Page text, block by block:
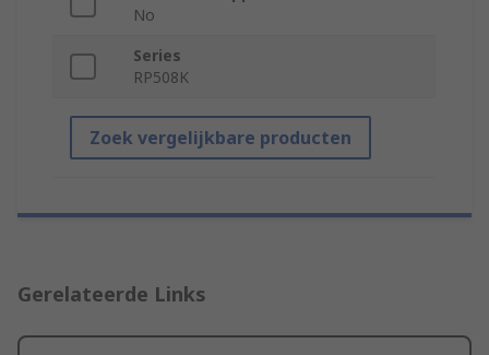
No
Series
RP508K
Zoek vergelijkbare producten
Gerelateerde Links